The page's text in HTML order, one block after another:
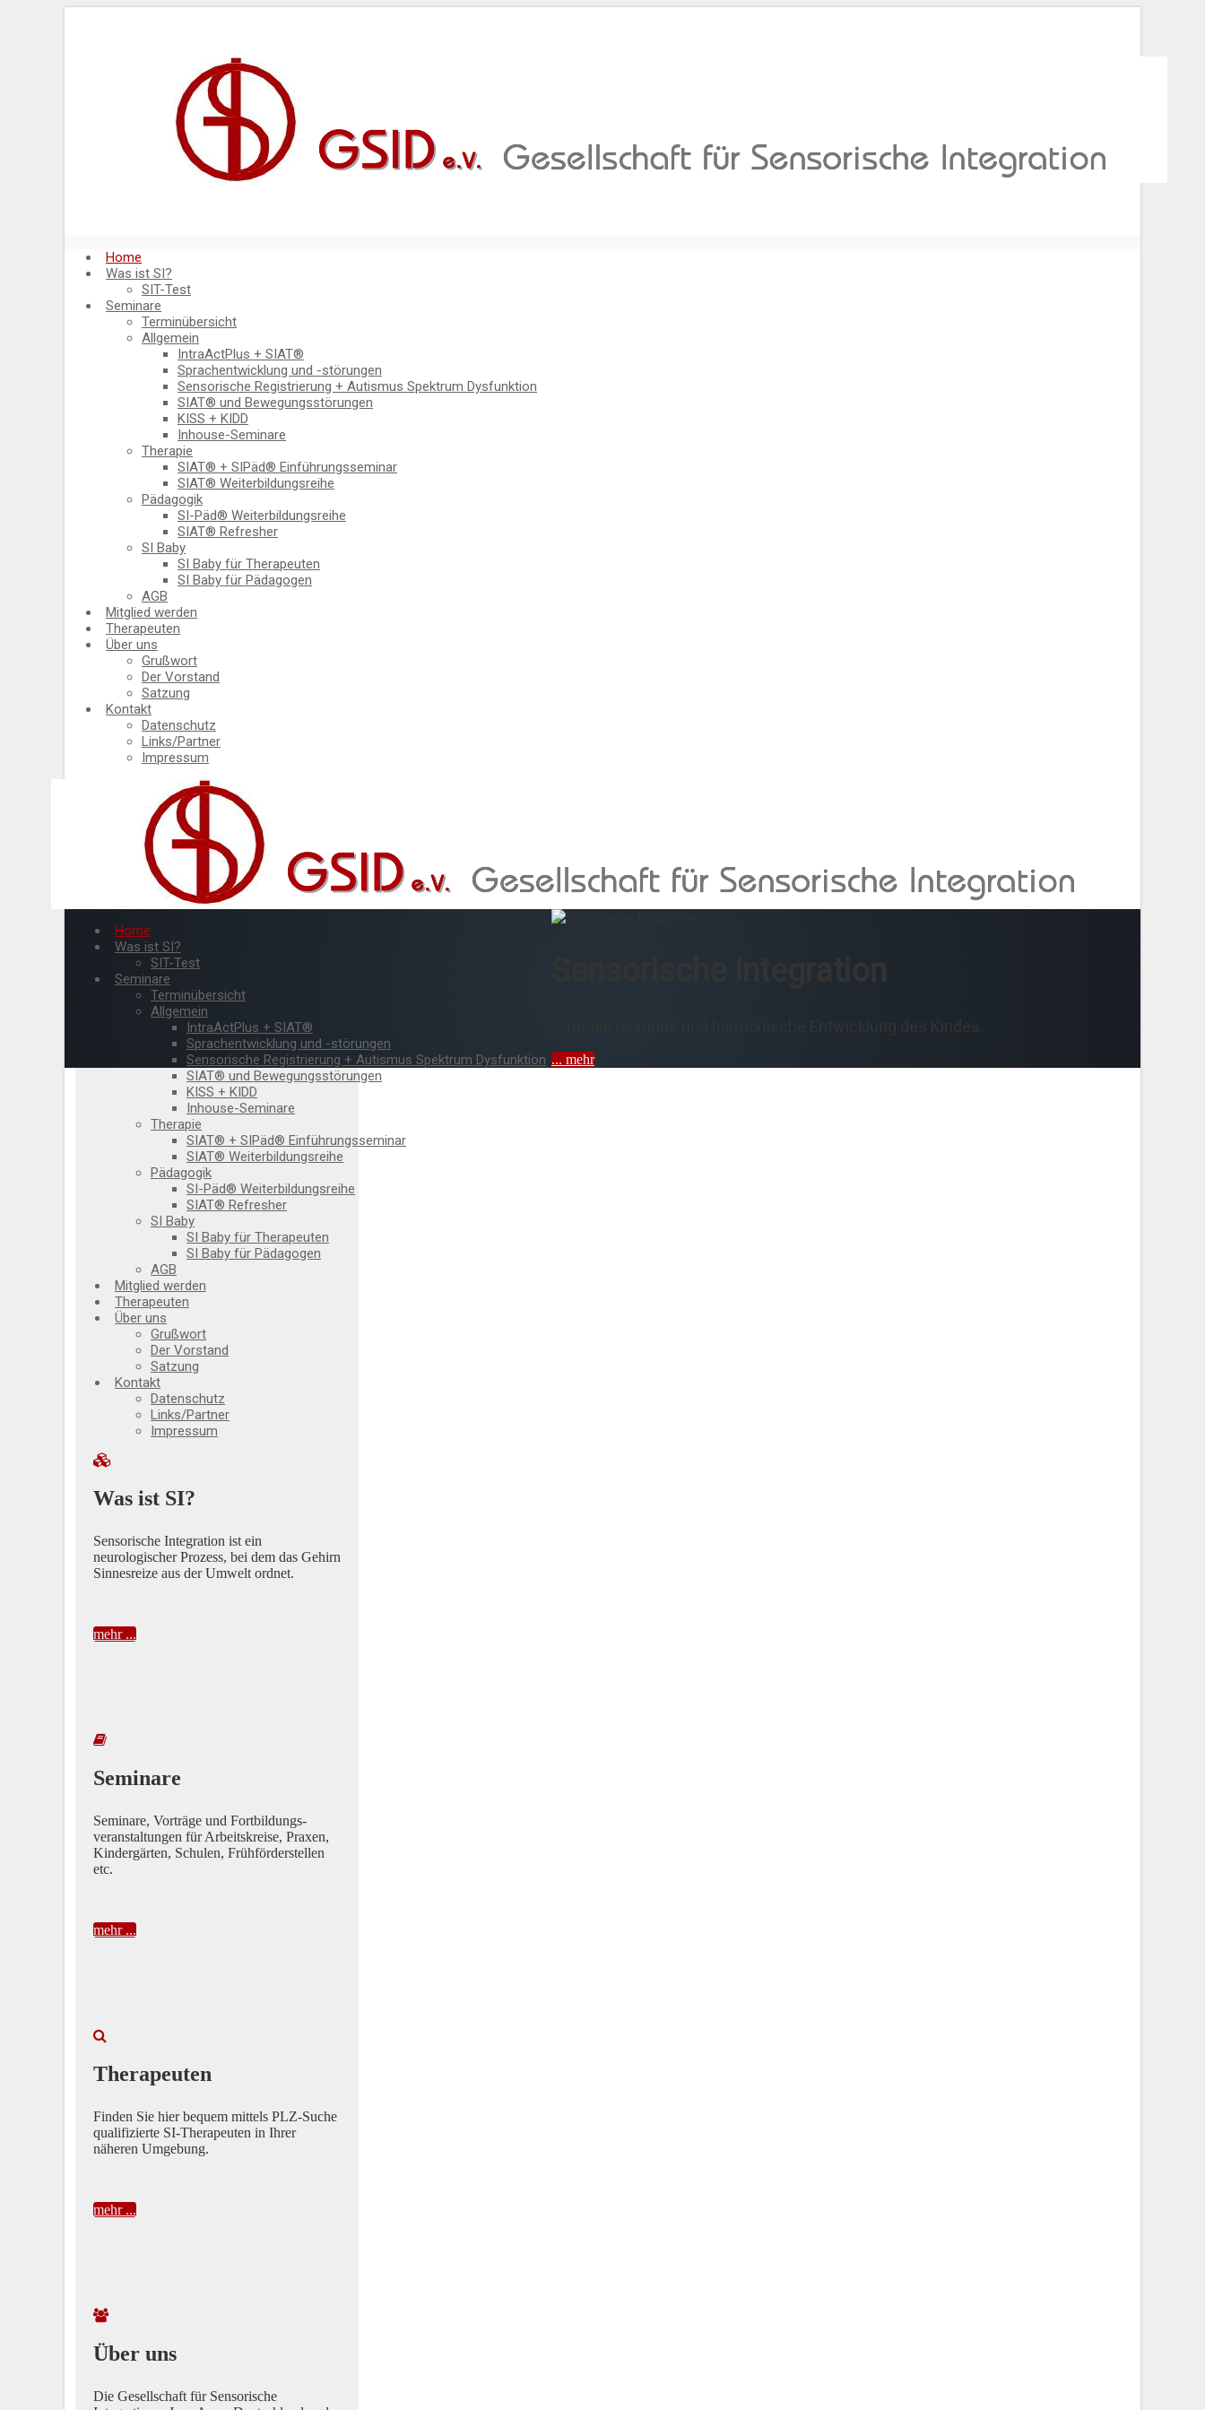
Home
Was ist SI?
SIT-Test
Seminare
Terminübersicht
Allgemein
IntraActPlus + SIAT®
Sprachentwicklung und -störungen
Sensorische Registrierung + Autismus Spektrum Dysfunktion
SIAT® und Bewegungsstörungen
KISS + KIDD
Inhouse-Seminare
Therapie
SIAT® + SIPäd® Einführungsseminar
SIAT® Weiterbildungsreihe
Pädagogik
SI-Päd® Weiterbildungsreihe
SIAT® Refresher
SI Baby
SI Baby für Therapeuten
SI Baby für Pädagogen
AGB
Mitglied werden
Therapeuten
Über uns
Grußwort
Der Vorstand
Satzung
Kontakt
Datenschutz
Links/Partner
Impressum
Home
Was ist SI?
SIT-Test
Seminare
Terminübersicht
Allgemein
IntraActPlus + SIAT®
Sprachentwicklung und -störungen
Sensorische Registrierung + Autismus Spektrum Dysfunktion
SIAT® und Bewegungsstörungen
KISS + KIDD
Inhouse-Seminare
Therapie
SIAT® + SIPäd® Einführungsseminar
SIAT® Weiterbildungsreihe
Pädagogik
SI-Päd® Weiterbildungsreihe
SIAT® Refresher
SI Baby
SI Baby für Therapeuten
SI Baby für Pädagogen
AGB
Mitglied werden
Therapeuten
Über uns
Grußwort
Der Vorstand
Satzung
Kontakt
Datenschutz
Links/Partner
Impressum
... für die gesunde und harmonische Entwicklung des Kindes.
... mehr
Was ist SI?
Sensorische Integration ist ein
neurologischer Prozess, bei dem das Gehirn
Sinnesreize aus der Umwelt ordnet.
mehr ...
Seminare
Seminare, Vorträge und Fortbildungs-
veranstaltungen für Arbeitskreise, Praxen,
Kindergärten, Schulen, Frühförderstellen
etc.
mehr ...
Therapeuten
Finden Sie hier bequem mittels PLZ-Suche
qualifizierte SI-Therapeuten in Ihrer
näheren Umgebung.
mehr ...
Über uns
Die Gesellschaft für Sensorische